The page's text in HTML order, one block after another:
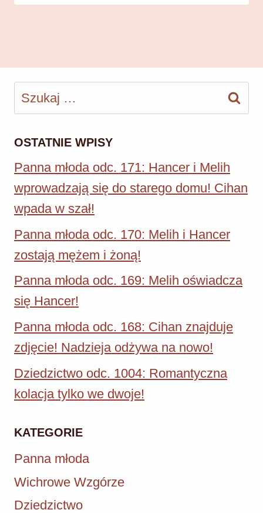
Szukaj:
OSTATNIE WPISY
Panna młoda odc. 171: Hancer i Melih
wprowadzają się do starego domu! Cihan
wpada w szał!
Panna młoda odc. 170: Melih i Hancer
zostają mężem i żoną!
Panna młoda odc. 169: Melih oświadcza
się Hancer!
Panna młoda odc. 168: Cihan znajduje
zdjęcie! Nadzieja odżywa na nowo!
Dziedzictwo odc. 1004: Romantyczna
kolacja tylko we dwoje!
KATEGORIE
Panna młoda
Wichrowe Wzgórze
Dziedzictwo